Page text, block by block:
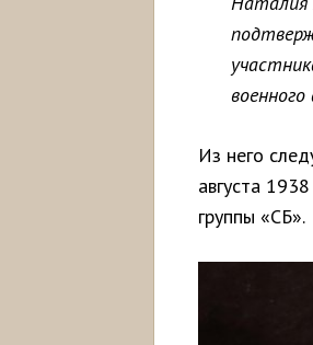
Из него
августа
группы «СБ».